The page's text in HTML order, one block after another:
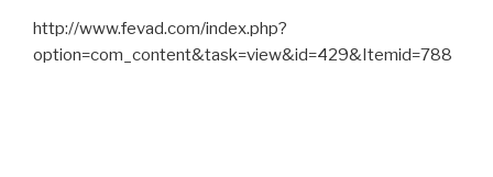
http://www.fevad.com/index.php?
option=com_content&task=view&id=429&Itemid=788